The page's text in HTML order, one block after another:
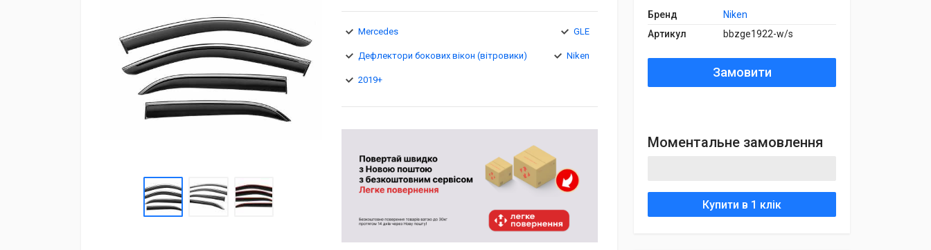
Mercedes GLE
Дефлектори бокових вікон (вітровики) Niken
2019+
Бренд
Niken
Артикул
bbzge1922-w/s
Замовити
Моментальне замовлення
Купити в 1 клік